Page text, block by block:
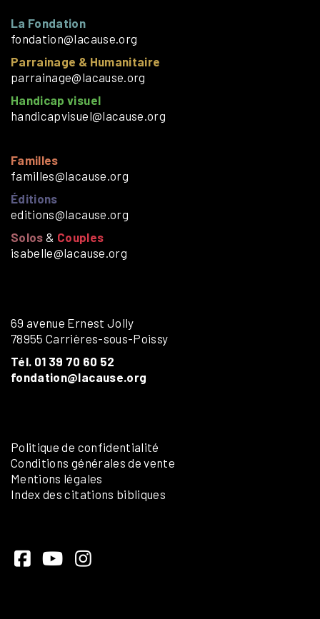
La Fondation
fondation@lacause.org
Parrainage & Humanitaire
parrainage@lacause.org
Handicap visuel
handicapvisuel@lacause.org
Familles
familles@lacause.org
Éditions
editions@lacause.org
Solos & Couples
isabelle@lacause.org
69 avenue Ernest Jolly
78955 Carrières-sous-Poissy
Tél. 01 39 70 60 52
fondation@lacause.org
Politique de confidentialité
Conditions générales de vente
Mentions légales
Index des citations bibliques